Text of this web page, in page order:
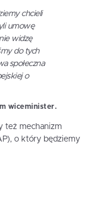
chcieli
umowę
widzę
do tych
społeczna
o
wiceminister.
też mechanizm
o który będziemy